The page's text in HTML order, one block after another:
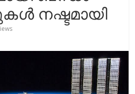
നഷ്ടമായി